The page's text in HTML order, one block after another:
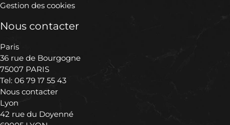
Gestion des cookies
Nous contacter
Paris
36 rue de Bourgogne
75007 PARIS
Tel: 06 79 17 55 43
Nous contacter
Lyon
42 rue du Doyenné